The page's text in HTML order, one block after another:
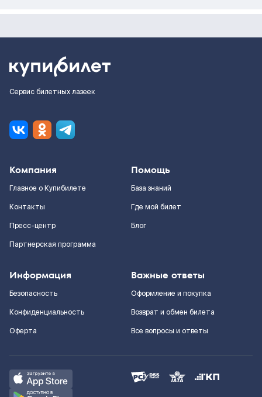
Сервис билетных лазеек
Компания
Главное о Купибилете
Контакты
Пресс-центр
Партнерская программа
Помощь
База знаний
Где мой билет
Блог
Информация
Безопасность
Конфиденциальность
Оферта
Важные ответы
Оформление и покупка
Возврат и обмен билета
Все вопросы и ответы